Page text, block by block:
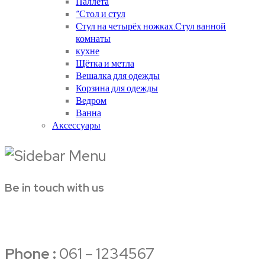
“Стол и стул
Стул на четырёх ножках.Стул ванной
комнаты
кухне
Щётка и метла
Вешалка для одежды
Корзина для одежды
Ведром
Ванна
Аксессуары
Be in touch with us
Phone : 061 – 1234567